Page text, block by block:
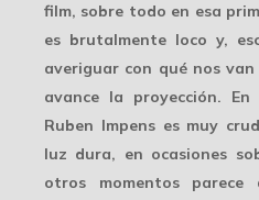
film, sobre todo en esa
es brutalmente loco y,
averiguar con qué nos
avance la proyección.
Ruben Impens es muy
luz dura, en ocasiones
otros momentos